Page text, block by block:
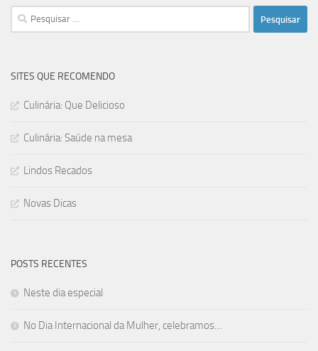
Pesquisar
por:
SITES QUE RECOMENDO
Culinária: Que Delicioso
Culinária: Saúde na mesa
Lindos Recados
Novas Dicas
POSTS RECENTES
Neste dia especial
No Dia Internacional da Mulher, celebramos…